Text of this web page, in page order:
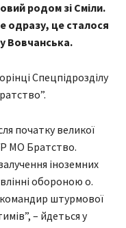
родом зі Сміли.
одразу, це сталося
Вовчанська.
Спецпідрозділу
початку великої
МО Братство.
іноземних
обороною о.
командир штурмової
– йдеться у